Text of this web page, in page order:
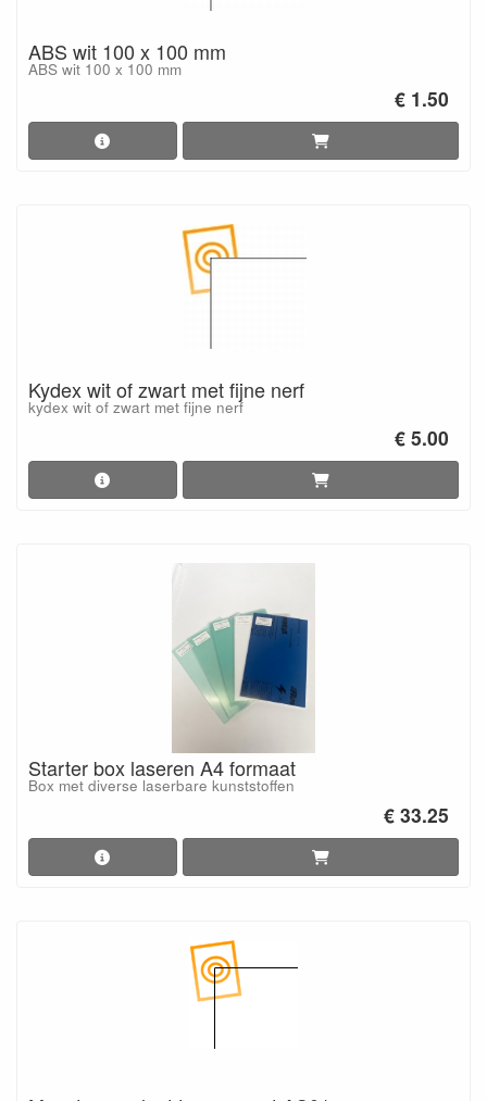
ABS wit 100 x 100 mm
ABS wit 100 x 100 mm
€ 1.50
Kydex wit of zwart met fijne nerf
kydex wit of zwart met fijne nerf
€ 5.00
Starter box laseren A4 formaat
Box met diverse laserbare kunststoffen
€ 33.25